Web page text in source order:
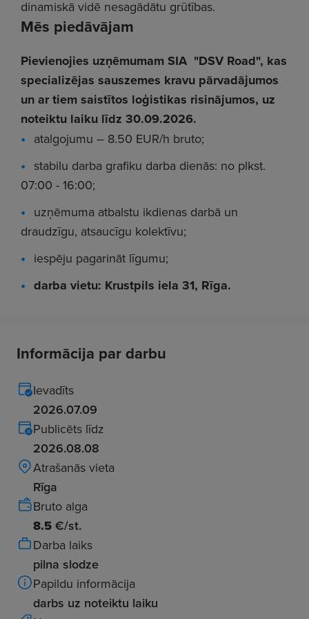
Mēs piedāvājam
Pievienojies uzņēmumam SIA "DSV Road", kas
specializējas sauszemes kravu pārvadājumos
un ar tiem saistītos loģistikas risinājumos, uz
noteiktu laiku līdz 30.09.2026.
atalgojumu – 8.50 EUR/h bruto;
stabilu darba grafiku darba dienās: no plkst.
07:00 - 16:00;
uzņēmuma atbalstu ikdienas darbā un
draudzīgu, atsaucīgu kolektīvu;
iespēju pagarināt līgumu;
darba vietu: Krustpils iela 31, Rīga.
dinamiskā vidē nesagādātu grūtības.
Informācija par darbu
Ievadīts
2026.07.09
Publicēts līdz
2026.08.08
Atrašanās vieta
Rīga
Bruto alga
8.5 €/st.
Darba laiks
pilna slodze
Papildu informācija
darbs uz noteiktu laiku